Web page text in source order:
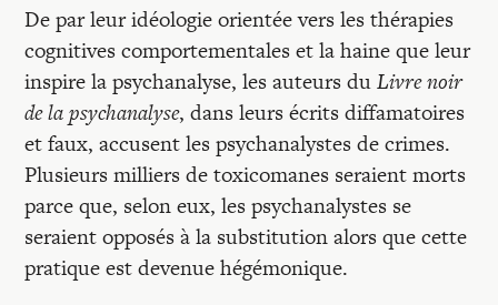
Mon panier
Mon compte
De par leur idéologie orientée vers les thérapies
cognitives comportementales et la haine que leur
inspire la psychanalyse, les auteurs duLivre noir
de la psychanalyse, dans leurs écrits diffamatoires
et faux, accusent les psychanalystes de crimes.
Plusieurs milliers de toxicomanes seraient morts
parce que, selon eux, les psychanalystes se
seraient opposés à la substitution alors que cette
pratique est devenue hégémonique.